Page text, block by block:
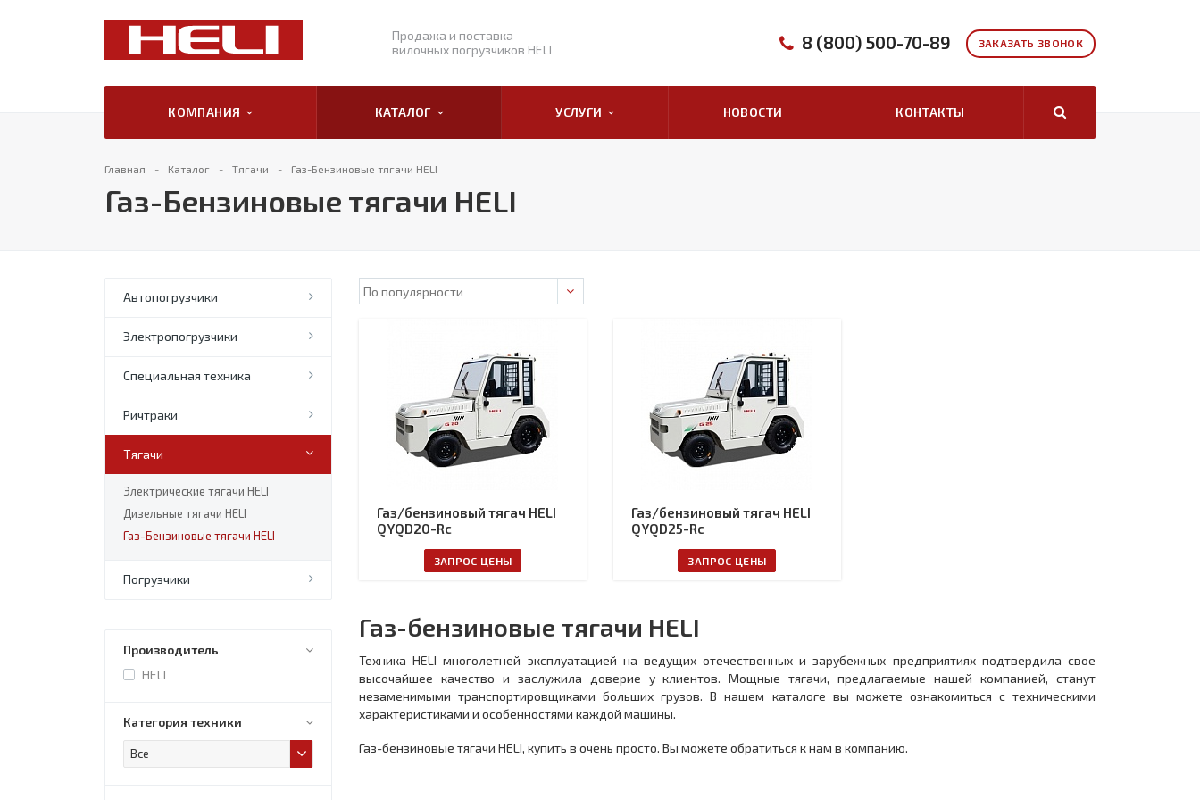
Продажа и поставка
вилочных погрузчиков HELI
ЗАКАЗАТЬ ЗВОНОК
8 (800) 500-70-89
КОМПАНИЯ КАТАЛОГ УСЛУГИ НОВОСТИ КОНТАКТЫ
Главная Каталог Тягачи Газ-Бензиновые тягачи HELI
Газ-Бензиновые тягачи HELI
Автопогрузчики
Электропогрузчики
Специальная техника
Ричтраки
Тягачи
Электрические тягачи HELI
Дизельные тягачи HELI
Газ-Бензиновые тягачи HELI
Погрузчики
Производитель
HELI
Категория техники
Все
Газ/бензиновый тягач HELI
QYQD20-Rc
ЗАПРОС ЦЕНЫ
Газ/бензиновый тягач HELI
QYQD25-Rc
ЗАПРОС ЦЕНЫ
Газ-бензиновые тягачи HELI
Техника HELI многолетней эксплуатацией на ведущих отечественных и зарубежных предприятиях подтвердила свое
высочайшее качество и заслужила доверие у клиентов. Мощные тягачи, предлагаемые нашей компанией, станут
незаменимыми транспортировщиками больших грузов. В нашем каталоге вы можете ознакомиться с техническими
характеристиками и особенностями каждой машины.
Газ-бензиновые тягачи HELI, купить в очень просто. Вы можете обратиться к нам в компанию.